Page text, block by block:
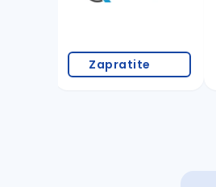
povećajte radijus
Zapratite